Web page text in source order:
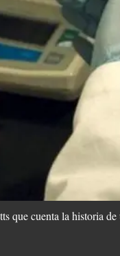
que cuenta la historia